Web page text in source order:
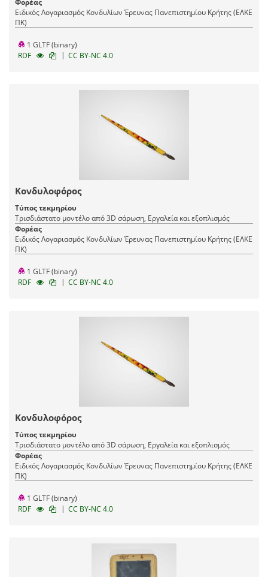
Ειδικός Λογαριασμός Κονδυλίων Έρευνας Πανεπιστημίου Κρήτης (ΕΛΚΕ
ΠΚ)
1 GLTF (binary)
RDF
| CC BY-NC 4.0
Κονδυλοφόρος
Τύπος τεκμηρίου
Τρισδιάστατο μοντέλο από 3D σάρωση, Εργαλεία και εξοπλισμός
Φορέας
Ειδικός Λογαριασμός Κονδυλίων Έρευνας Πανεπιστημίου Κρήτης (ΕΛΚΕ
ΠΚ)
1 GLTF (binary)
RDF
| CC BY-NC 4.0
Κονδυλοφόρος
Τύπος τεκμηρίου
Τρισδιάστατο μοντέλο από 3D σάρωση, Εργαλεία και εξοπλισμός
Φορέας
Ειδικός Λογαριασμός Κονδυλίων Έρευνας Πανεπιστημίου Κρήτης (ΕΛΚΕ
ΠΚ)
1 GLTF (binary)
RDF
| CC BY-NC 4.0